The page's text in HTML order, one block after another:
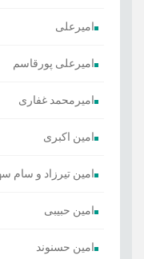
امیرعلی
امیرعلی پورقاسم
امیرمحمد غفاری
امین اکبری
امین تیرزاد و سام
امین حبیبی
امین حسنوند